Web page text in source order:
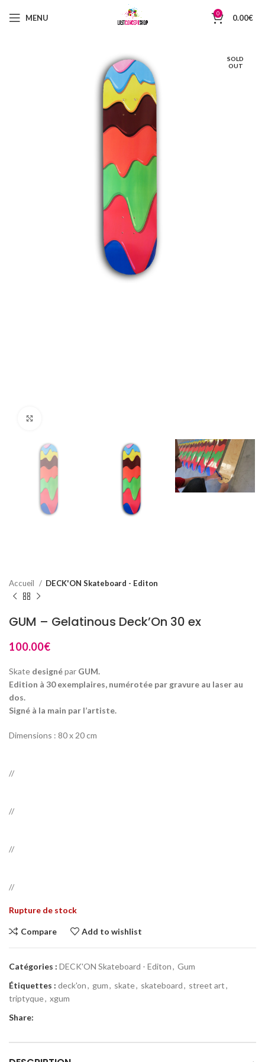
MENU 0 0.00€
SOLD
OUT
Accueil DECK'ON Skateboard - Editon
GUM – Gelatinous Deck’On 30 ex
100.00€
Skate designépar GUM.
Edition à 30 exemplaires, numérotée par gravure au laser au
dos.
Signé à la main par l’artiste.
Dimensions : 80 x 20 cm
//
//
//
//
Rupture de stock
Compare Add to wishlist
Catégories : DECK'ON Skateboard - Editon, Gum
Étiquettes : deck'on, gum, skate, skateboard, street art,
triptyque, xgum
Share: